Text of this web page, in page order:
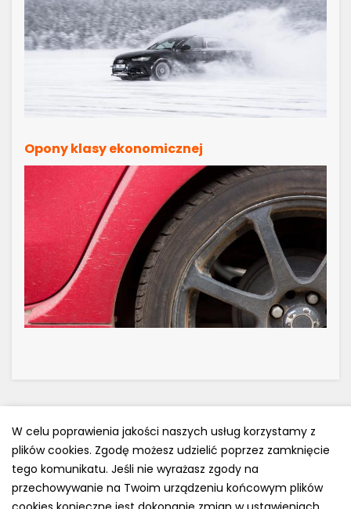
Opony klasy ekonomicznej
Polityka prywatności
e-mail: kontakt@opony.com.pl
W celu poprawienia jakości naszych usług korzystamy z
plików cookies. Zgodę możesz udzielić poprzez zamknięcie
tego komunikatu. Jeśli nie wyrażasz zgody na
przechowywanie na Twoim urządzeniu końcowym plików